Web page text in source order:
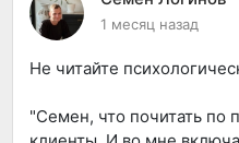
1 месяц назад
Не читайте
"Семен, что почитать по